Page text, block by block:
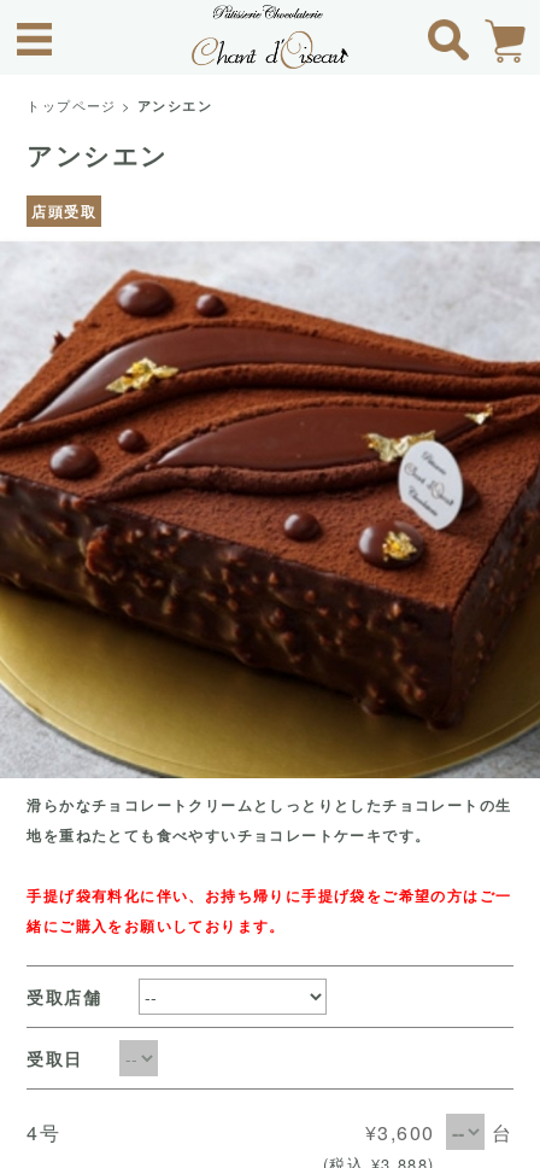
トップページ > アンシエン
アンシエン
店頭受取
滑らかなチョコレートクリームとしっとりとしたチョコレートの生
地を重ねたとても食べやすいチョコレートケーキです。
手提げ袋有料化に伴い、お持ち帰りに手提げ袋をご希望の方はご一
緒にご購入をお願いしております。
受取店舗
受取日
4号 ¥3,600 台